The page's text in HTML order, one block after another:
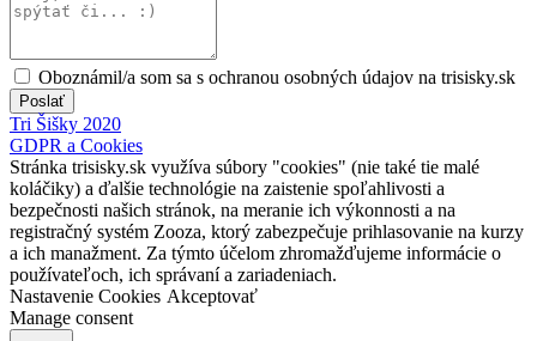
Oboznámil/a som sa s ochranou osobných údajov na trisisky.sk
Poslať
Tri Šišky 2020
GDPR a Cookies
Stránka trisisky.sk využíva súbory "cookies" (nie také tie malé
koláčiky) a ďalšie technológie na zaistenie spoľahlivosti a
bezpečnosti našich stránok, na meranie ich výkonnosti a na
registračný systém Zooza, ktorý zabezpečuje prihlasovanie na kurzy
a ich manažment. Za týmto účelom zhromažďujeme informácie o
používateľoch, ich správaní a zariadeniach.
Nastavenie Cookies Akceptovať
Manage consent